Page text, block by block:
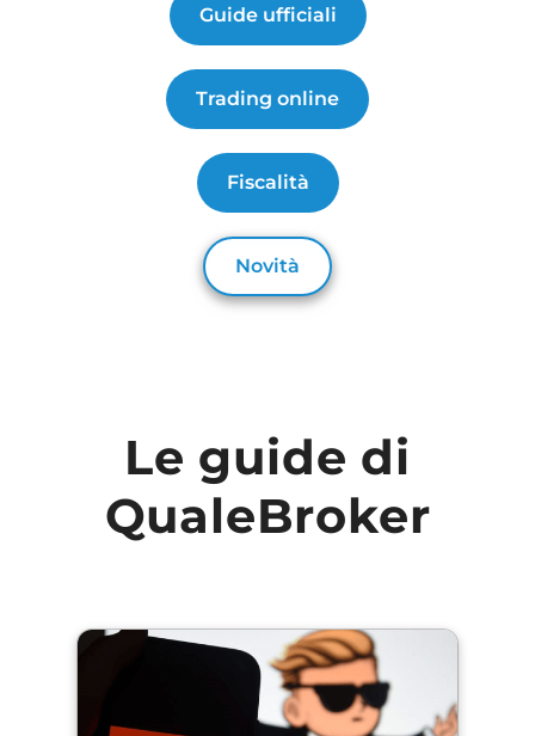
Guide ufficiali
Trading online
Fiscalità
Novità
Le guide di
QualeBroker